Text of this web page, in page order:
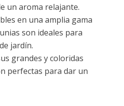
un aroma relajante.
en una amplia gama
son ideales para
jardín.
grandes y coloridas
perfectas para dar un